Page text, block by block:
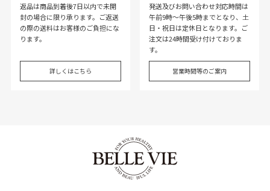
返品は商品到着後7日以内で未開
封の場合に限り承ります。ご返送
の際の送料はお客様のご負担にな
ります。
詳しくはこちら
発送及びお問い合わせ対応時間は
午前9時～午後5時までとなり、土
日・祝日は定休日となります。ご
注文は24時間受け付けておりま
す。
営業時間等のご案内